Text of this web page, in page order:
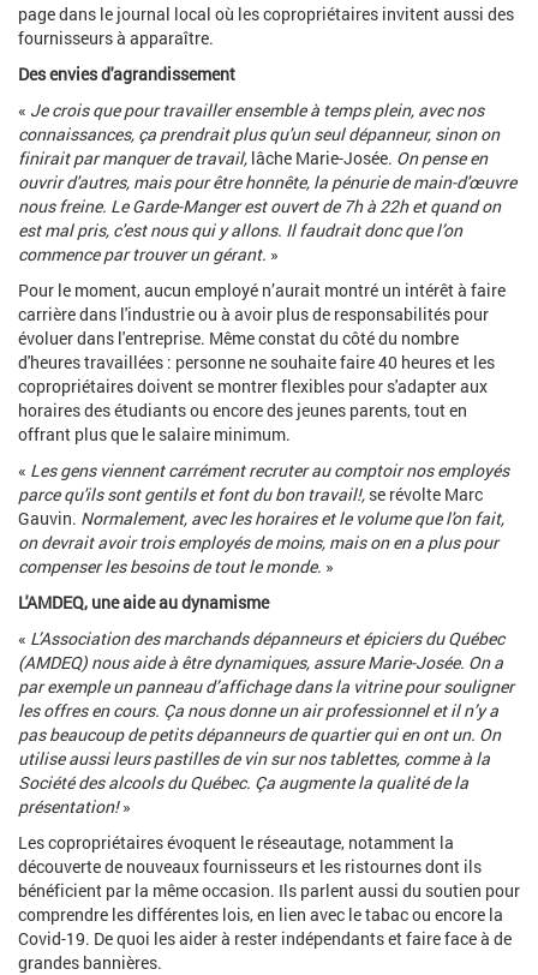
page dans le journal local où les copropriétaires invitent aussi des
fournisseurs à apparaître.
Des envies d'agrandissement
« Je crois que pour travailler ensemble à temps plein, avec nos
connaissances, ça prendrait plus qu'un seul dépanneur, sinon on
finirait par manquer de travail, lâche Marie-Josée. On pense en
ouvrir d'autres, mais pour être honnête, la pénurie de main-d'œuvre
nous freine. Le Garde-Manger est ouvert de 7h à 22h et quand on
est mal pris, c'est nous qui y allons. Il faudrait donc que l’on
commence par trouver un gérant. »
Pour le moment, aucun employé n’aurait montré un intérêt à faire
carrière dans l'industrie ou à avoir plus de responsabilités pour
évoluer dans l'entreprise. Même constat du côté du nombre
d'heures travaillées : personne ne souhaite faire 40 heures et les
copropriétaires doivent se montrer flexibles pour s'adapter aux
horaires des étudiants ou encore des jeunes parents, tout en
offrant plus que le salaire minimum.
« Les gens viennent carrément recruter au comptoir nos employés
parce qu'ils sont gentils et font du bon travail!, se révolte Marc
Gauvin. Normalement, avec les horaires et le volume que l'on fait,
on devrait avoir trois employés de moins, mais on en a plus pour
compenser les besoins de tout le monde. »
L'AMDEQ, une aide au dynamisme
« L’Association des marchands dépanneurs et épiciers du Québec
(AMDEQ) nous aide à être dynamiques, assure Marie-Josée. On a
par exemple un panneau d’affichage dans la vitrine pour souligner
les offres en cours. Ça nous donne un air professionnel et il n’y a
pas beaucoup de petits dépanneurs de quartier qui en ont un. On
utilise aussi leurs pastilles de vin sur nos tablettes, comme à la
Société des alcools du Québec. Ça augmente la qualité de la
présentation!»
Les copropriétaires évoquent le réseautage, notamment la
découverte de nouveaux fournisseurs et les ristournes dont ils
bénéficient par la même occasion. Ils parlent aussi du soutien pour
comprendre les différentes lois, en lien avec le tabac ou encore la
Covid-19. De quoi les aider à rester indépendants et faire face à de
grandes bannières.